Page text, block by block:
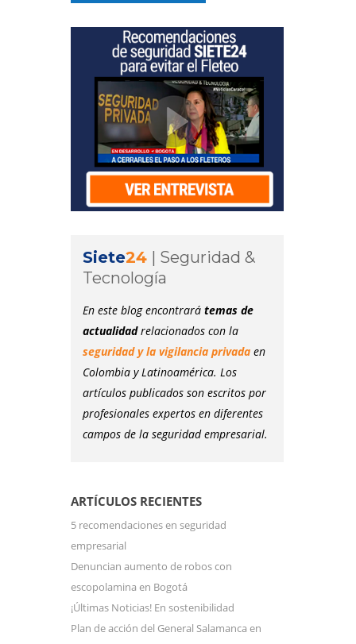
Siete24 | Seguridad &
Tecnología
En este blog encontrará temas de
actualidadrelacionados con la
seguridad y la vigilancia privada en
Colombia y Latinoamérica. Los
artículos publicados son escritos por
profesionales expertos en diferentes
campos de la seguridad empresarial.
ARTÍCULOS RECIENTES
5 recomendaciones en seguridad
empresarial
Denuncian aumento de robos con
escopolamina en Bogotá
¡Últimas Noticias! En sostenibilidad
Plan de acción del General Salamanca en